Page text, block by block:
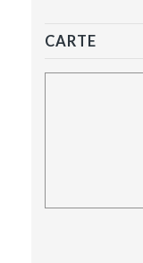
CARTE